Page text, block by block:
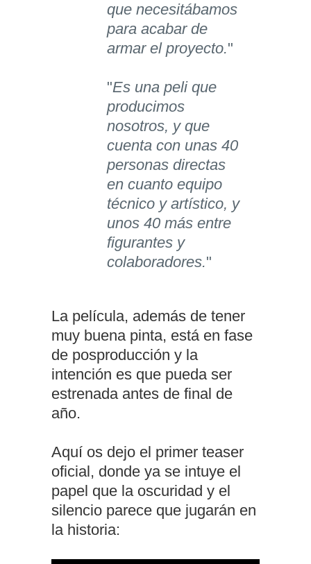
que necesitábamos
para acabar de
armar el proyecto."
"Es una peli que
producimos
nosotros, y que
cuenta con unas 40
personas directas
en cuanto equipo
técnico y artístico, y
unos 40 más entre
figurantes y
colaboradores."
La película, además de tener
muy buena pinta, está en fase
de posproducción y la
intención es que pueda ser
estrenada antes de final de
año.
Aquí os dejo el primer teaser
oficial, donde ya se intuye el
papel que la oscuridad y el
silencio parece que jugarán en
la historia: